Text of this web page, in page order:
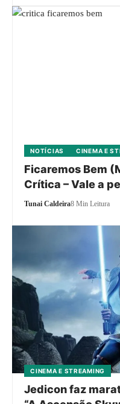
NOTÍCIAS CINEMA E
Ficaremos Bem
Crítica – Vale a
Tunai Caldeira8 Min Leitura
CINEMA E STREAMING
Jedicon faz